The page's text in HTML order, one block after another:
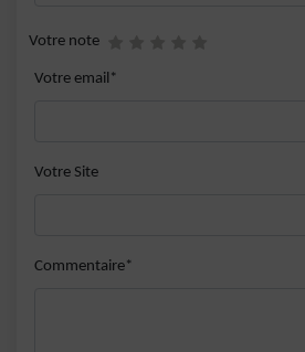
Votre note
Votre email*
Votre Site
Commentaire*